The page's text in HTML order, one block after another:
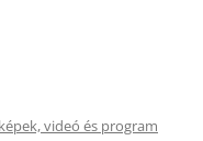
videó és program